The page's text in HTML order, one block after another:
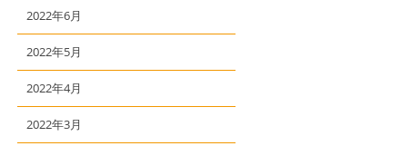
2022年6月
2022年5月
2022年4月
2022年3月